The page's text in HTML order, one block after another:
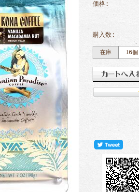
価格:
購入数:
在庫 16個